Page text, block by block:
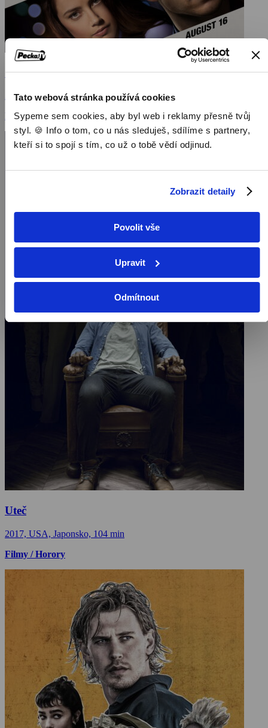
Tato webová stránka používá cookies
Sypeme sem cookies, aby byl web i reklamy přesně tvůj
styl. 🍪 Info o tom, co u nás sleduješ, sdílíme s partnery,
kteří si to spojí s tím, co už o tobě vědí odjinud.
Zobrazit detaily
Povolit vše
Upravit
Odmítnout
Špionáž
2013, USA, Francie, 120 min
Filmy / Krimi filmy / Thrillery / Dramatické filmy
Uteč
2017, USA, Japonsko, 104 min
Filmy / Horory